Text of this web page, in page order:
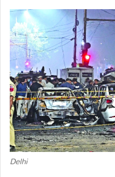
Delhi